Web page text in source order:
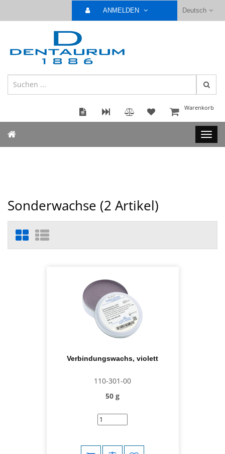
Deutsch
ANMELDEN
Warenkorb
Sonderwachse (2 Artikel)
Verbindungswachs, violett
110-301-00
50 g